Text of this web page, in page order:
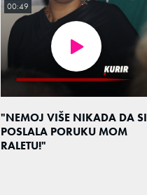
"NEMOJ VIŠE NIKADA DA SI
POSLALA PORUKU MOM
RALETU!"
00:49